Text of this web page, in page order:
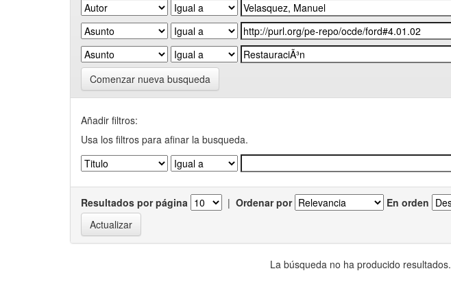
Comenzar nueva busqueda
Añadir filtros:
Usa los filtros para afinar la busqueda.
Resultados por página | Ordenar por En orden
La búsqueda no ha producido resultados.